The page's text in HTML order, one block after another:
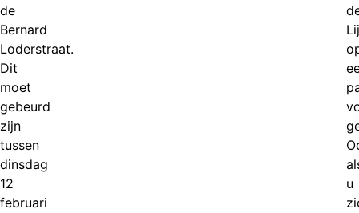
de
Bernard
Loderstraat.
Dit
moet
gebeurd
zijn
tussen
dinsdag
12
februari
u